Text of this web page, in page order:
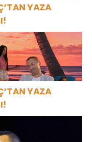
YAZA
YAZA